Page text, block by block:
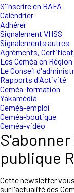
S'inscrire en BAFA
Calendrier
Adhérer
Signalement VHSS
Signalements autres
Agréments,
Les Ceméa en Région
Le Conseil
Rapports d'Activité
Ceméa-formation
Yakamédia
Ceméa-emploi
Ceméa-boutique
Ceméa-vidéo
publique
Cette newsletter
sur l'actualité des